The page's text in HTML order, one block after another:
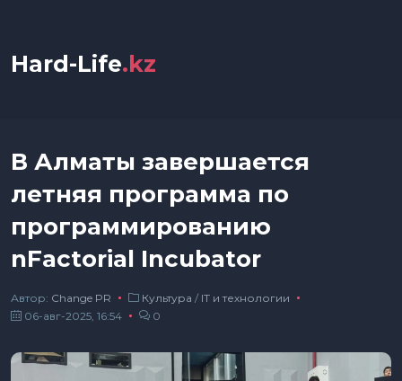
Hard-Life.kz
В Алматы завершается
летняя программа по
программированию
nFactorial Incubator
Автор: Сhange PR Культура / IT и технологии
06-авг-2025, 16:54
0